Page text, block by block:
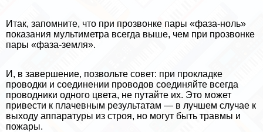
Итак, запомните, что при прозвонке пары «фаза-ноль»
показания мультиметра всегда выше, чем при прозвонке
пары «фаза-земля».
И, в завершение, позвольте совет: при прокладке
проводки и соединении проводов соединяйте всегда
проводники одного цвета, не путайте их. Это может
привести к плачевным результатам — в лучшем случае к
выходу аппаратуры из строя, но могут быть травмы и
пожары.